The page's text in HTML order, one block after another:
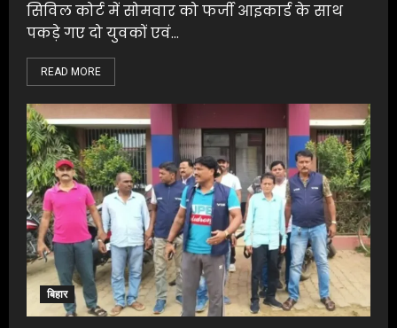
सिविल कोर्ट में सोमवार को फर्जी आइकार्ड के साथ
पकड़े गए दो युवकों एवं...
READ MORE
बिहार